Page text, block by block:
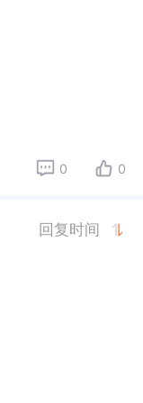
0 0
回复时间